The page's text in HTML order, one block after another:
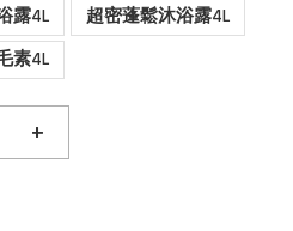
露4L
超密蓬鬆沐浴露4L
素4L
+